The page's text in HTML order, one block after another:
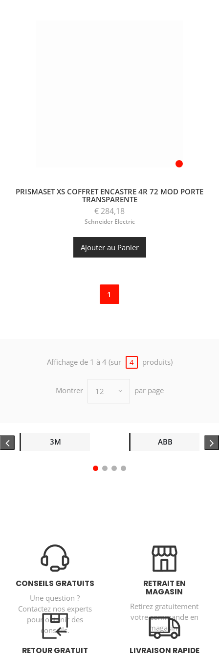
PRISMASET XS COFFRET ENCASTRE 4R 72 MOD PORTE
TRANSPARENTE
€ 284,18
Schneider Electric
Ajouter au Panier
1
Affichage de 1 à 4 (sur 4 produits)
Montrer 12 par page
3M ABB
CONSEILS GRATUITS
Une question ?
Contactez nos experts
pour obtenir des
conseils.
RETRAIT EN
MAGASIN
Retirez gratuitement
votre commande en
magasin.
RETOUR GRATUIT LIVRAISON RAPIDE